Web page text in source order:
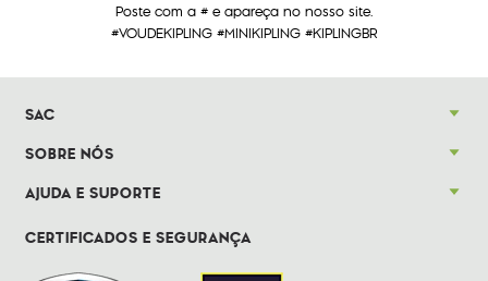
Poste com a # e apareça no nosso site.
#VOUDEKIPLING #MINIKIPLING #KIPLINGBR
SAC
SOBRE NÓS
AJUDA E SUPORTE
CERTIFICADOS E SEGURANÇA